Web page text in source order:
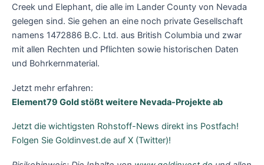
Creek und Elephant, die alle im Lander County von Nevada
gelegen sind. Sie gehen an eine noch private Gesellschaft
namens 1472886 B.C. Ltd. aus British Columbia und zwar
mit allen Rechten und Pflichten sowie historischen Daten
und Bohrkernmaterial.
Jetzt mehr erfahren:
Element79 Gold stößt weitere Nevada-Projekte ab
Jetzt die wichtigsten Rohstoff-News direkt ins Postfach!
Folgen Sie Goldinvest.de auf X (Twitter)!